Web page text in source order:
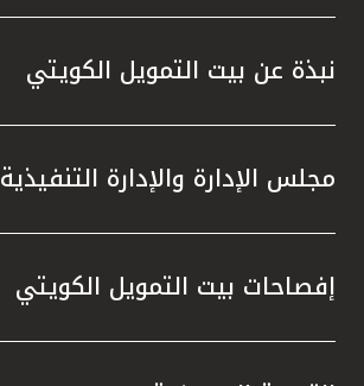
نبذة عن بيت التمويل الكويتي
مجلس الإدارة والإدارة التنفيذية
إفصاحات بيت التمويل الكويتي